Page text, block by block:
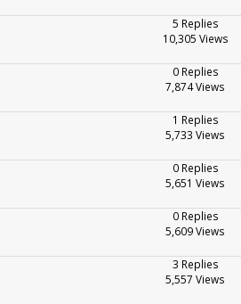
5 Replies
10,305 Views
0 Replies
7,874 Views
1 Replies
5,733 Views
0 Replies
5,651 Views
0 Replies
5,609 Views
3 Replies
5,557 Views